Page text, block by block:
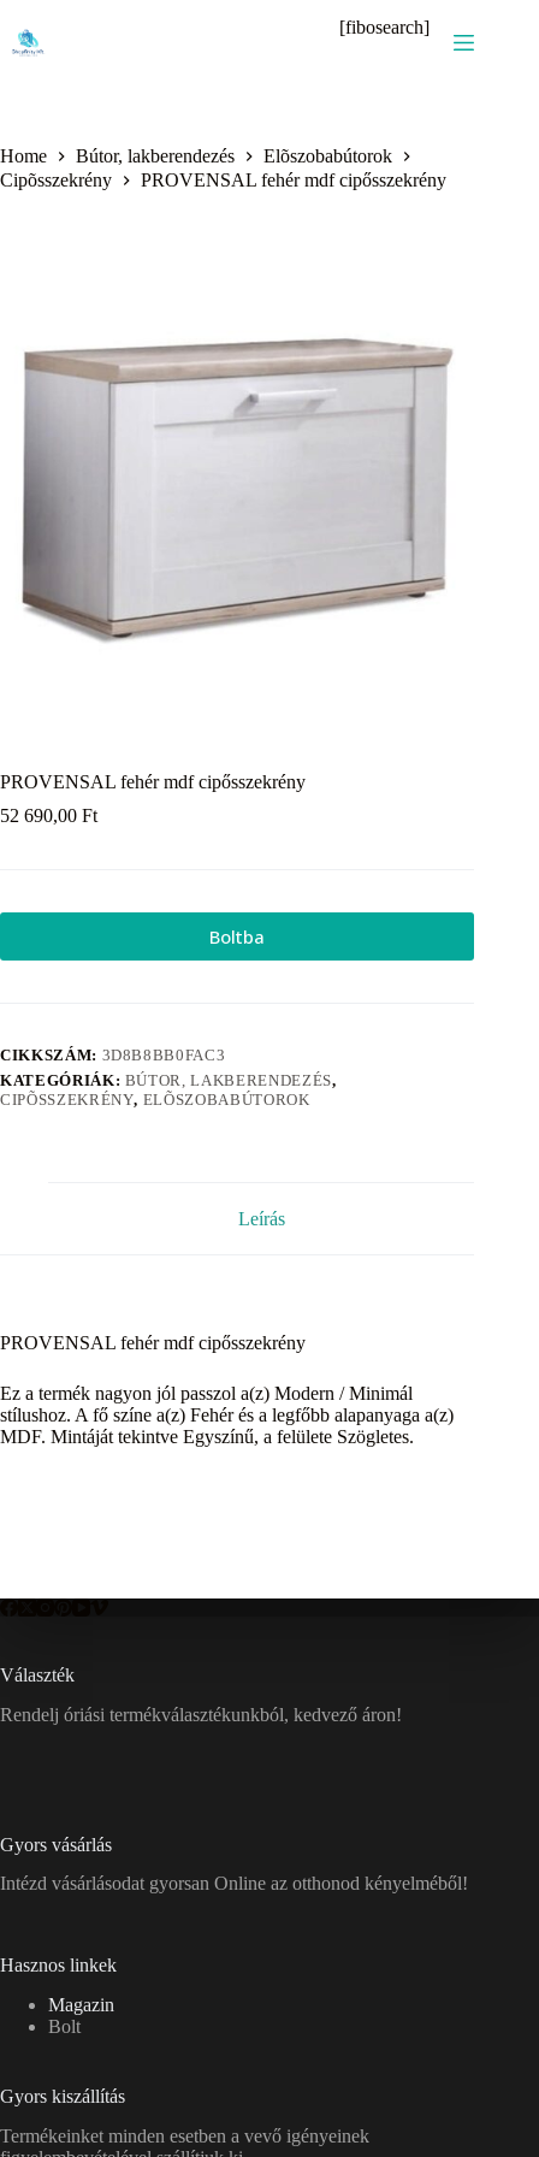
content
[fibosearch]
Home Bútor, lakberendezés
Elõszobabútorok
Cipõsszekrény
PROVENSAL fehér mdf cipősszekrény
PROVENSAL fehér mdf cipősszekrény
52 690,00 Ft
Boltba
CIKKSZÁM: 3D8B8BB0FAC3
KATEGÓRIÁK: BÚTOR, LAKBERENDEZÉS,
CIPÕSSZEKRÉNY, ELÕSZOBABÚTOROK
Leírás
PROVENSAL fehér mdf cipősszekrény
Ez a termék nagyon jól passzol a(z) Modern / Minimál
stílushoz. A fő színe a(z) Fehér és a legfőbb alapanyaga a(z)
MDF. Mintáját tekintve Egyszínű, a felülete Szögletes.
Választék
Rendelj óriási termékválasztékunkból, kedvező áron!
Gyors vásárlás
Intézd vásárlásodat gyorsan Online az otthonod kényelméből!
Hasznos linkek
Magazin
Bolt
Gyors kiszállítás
Termékeinket minden esetben a vevő igényeinek